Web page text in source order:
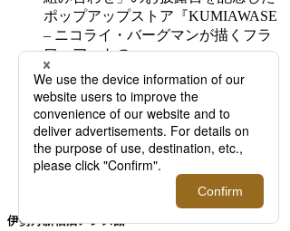
ポップアップストア『KUMIAWASE
‒ ニコライ・バーグマンが描くフラ
ワーアートの
<
1
2
3
4
5
伊勢丹新宿店メンズ館